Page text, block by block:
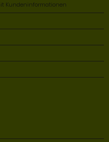
Kundeninformationen